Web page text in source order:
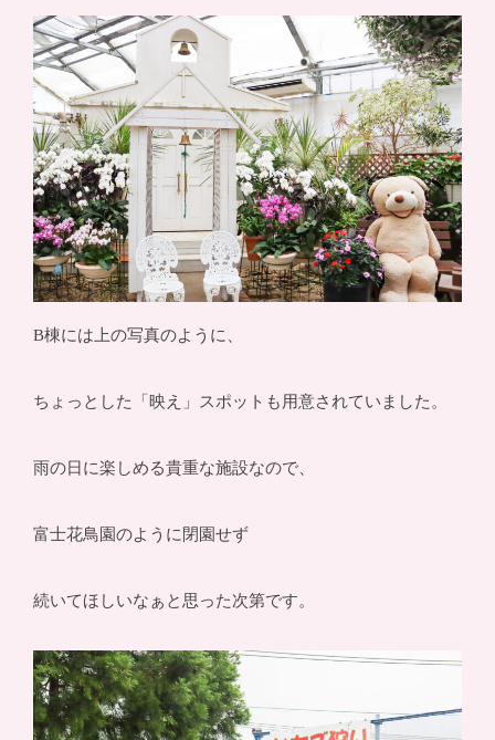
B棟には上の写真のように、
ちょっとした「映え」スポットも用意されていました。
雨の日に楽しめる貴重な施設なので、
富士花鳥園のように閉園せず
続いてほしいなぁと思った次第です。